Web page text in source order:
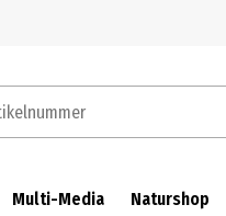
Multi-Media Naturshop